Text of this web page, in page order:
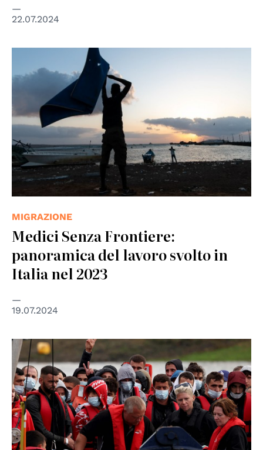
22.07.2024
MIGRAZIONE
Medici Senza Frontiere:
panoramica del lavoro svolto in
Italia nel 2023
19.07.2024
© Albanian Daily News